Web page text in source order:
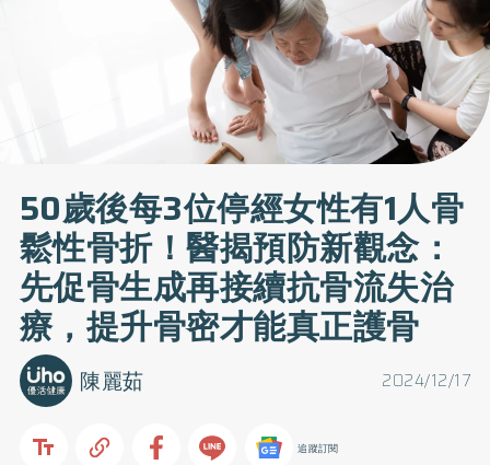
50歲後每3位停經女性有1人骨
鬆性骨折！醫揭預防新觀念：
先促骨生成再接續抗骨流失治
療，提升骨密才能真正護骨
2024/12/17
陳麗茹
追蹤訂閱